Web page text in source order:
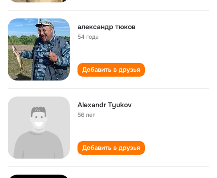
александр тюков
54 года
Добавить в друзья
Alexandr Tyukov
56 лет
Добавить в друзья